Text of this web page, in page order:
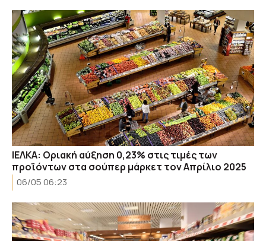
ΙΕΛΚΑ: Οριακή αύξηση 0,23% στις τιμές των
προϊόντων στα σούπερ μάρκετ τον Απρίλιο 2025
06/05 06:23